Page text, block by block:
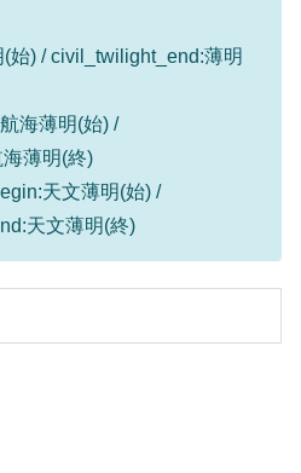
始) / civil_twilight_end:薄明
海薄明(始) /
薄明(終)
天文薄明(始) /
天文薄明(終)